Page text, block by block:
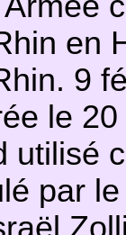
en
9
le
utilisé
par